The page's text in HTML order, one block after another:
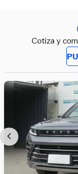
Cotiza y